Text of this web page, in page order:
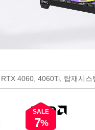
RTX 4060, 4060Ti, 탑재시스
SALE
7%